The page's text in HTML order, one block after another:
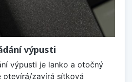
výpusti
výpusti je lanko a otočný
otevírá/zavírá sítková